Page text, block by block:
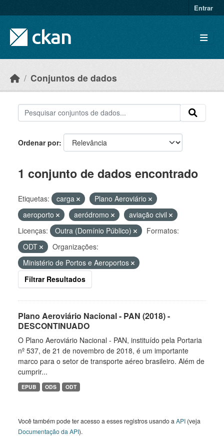
Entrar
Conjuntos de dados
Ordenar por
1 conjunto de dados encontrado
Etiquetas: carga
Plano Aeroviário
aeroporto
aeródromo
aviação civil
Licenças:
Outra (Domínio Público)
Formatos:
ODT
Organizações:
Ministério de Portos e Aeroportos
Filtrar Resultados
Plano Aeroviário Nacional - PAN (2018) -
DESCONTINUADO
O Plano Aeroviário Nacional - PAN, instituído pela Portaria
nº 537, de 21 de novembro de 2018, é um importante
marco para o setor de transporte aéreo brasileiro. Além de
cumprir...
EPUB ODS ODT
Você também pode ter acesso a esses registros usando a API (veja
Documentação da API).